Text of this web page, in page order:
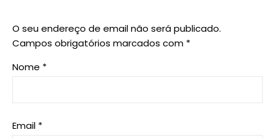
O seu endereço de email não será publicado.
Campos obrigatórios marcados com *
Nome *
Email *